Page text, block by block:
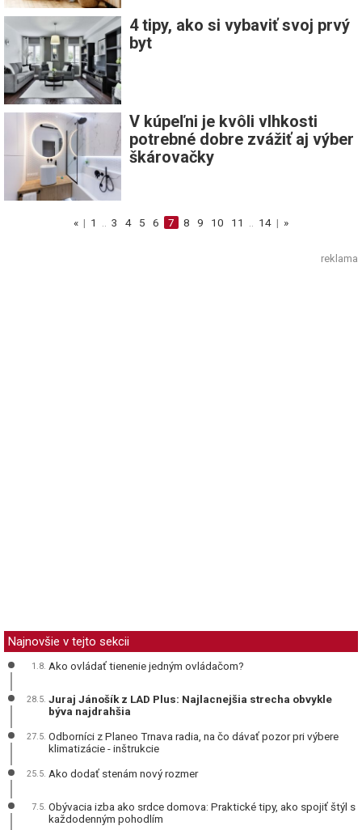
4 tipy, ako si vybaviť svoj prvý
byt
V kúpeľni je kvôli vlhkosti
potrebné dobre zvážiť aj výber
škárovačky
« | 1 3 4 5 6 7 8 9 10 11 14 | »
reklama
Najnovšie v tejto sekcii
1.8. Ako ovládať tienenie jedným ovládačom?
28.5. Juraj Jánošík z LAD Plus: Najlacnejšia strecha obvykle
býva najdrahšia
27.5. Odborníci z Planeo Trnava radia, na čo dávať pozor pri výbere
klimatizácie - inštrukcie
25.5. Ako dodať stenám nový rozmer
7.5. Obývacia izba ako srdce domova: Praktické tipy, ako spojiť štýl s
každodenným pohodlím